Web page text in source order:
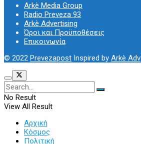
Arkè Media Group
Radio Preveza 93
Arkè Advertising
Όροι και Προϋποθέσεις
Επικοινωνία
© 2022 Prevezapost Inspired by Arkè Adv
No Result
View All Result
Αρχική
Κόσμος
Πολιτική